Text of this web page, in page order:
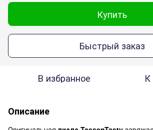
Купить
Быстрый заказ
В избранное К
Описание